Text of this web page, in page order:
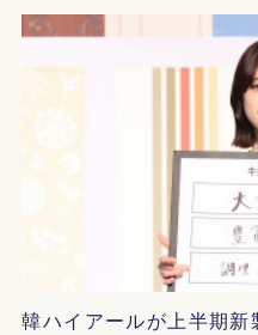
韓ハイアールが上半期